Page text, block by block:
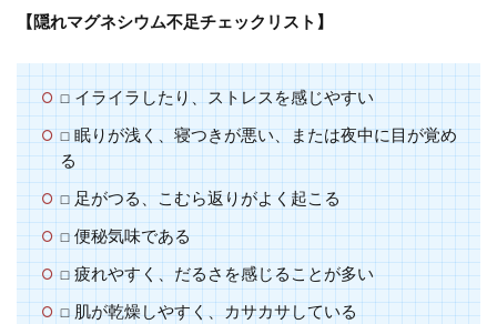
【隠れマグネシウム不足チェックリスト】
□ イライラしたり、ストレスを感じやすい
□ 眠りが浅く、寝つきが悪い、または夜中に目が覚め
る
□ 足がつる、こむら返りがよく起こる
□ 便秘気味である
□ 疲れやすく、だるさを感じることが多い
□ 肌が乾燥しやすく、カサカサしている